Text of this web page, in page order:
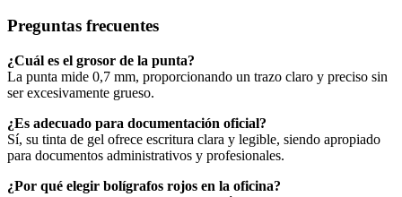
Preguntas frecuentes
¿Cuál es el grosor de la punta?
La punta mide 0,7 mm, proporcionando un trazo claro y preciso sin
ser excesivamente grueso.
¿Es adecuado para documentación oficial?
Sí, su tinta de gel ofrece escritura clara y legible, siendo apropiado
para documentos administrativos y profesionales.
¿Por qué elegir bolígrafos rojos en la oficina?